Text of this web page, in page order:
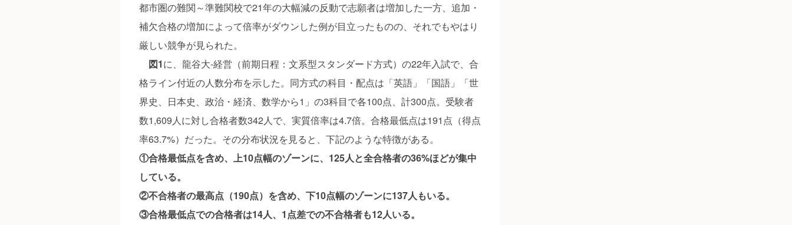
都市圏の難関～準難関校で21年の大幅減の反動で志願者は増加した一方、追加・
補欠合格の増加によって倍率がダウンした例が目立ったものの、それでもやはり
厳しい競争が見られた。
図1に、龍谷大-経営（前期日程：文系型スタンダード方式）の22年入試で、合
格ライン付近の人数分布を示した。同方式の科目・配点は「英語」「国語」「世
界史、日本史、政治・経済、数学から1」の3科目で各100点、計300点。受験者
数1,609人に対し合格者数342人で、実質倍率は4.7倍。合格最低点は191点（得点
率63.7%）だった。その分布状況を見ると、下記のような特徴がある。
①合格最低点を含め、上10点幅のゾーンに、125人と全合格者の36%ほどが集中
している。
②不合格者の最高点（190点）を含め、下10点幅のゾーンに137人もいる。
③合格最低点での合格者は14人、1点差での不合格者も12人いる。